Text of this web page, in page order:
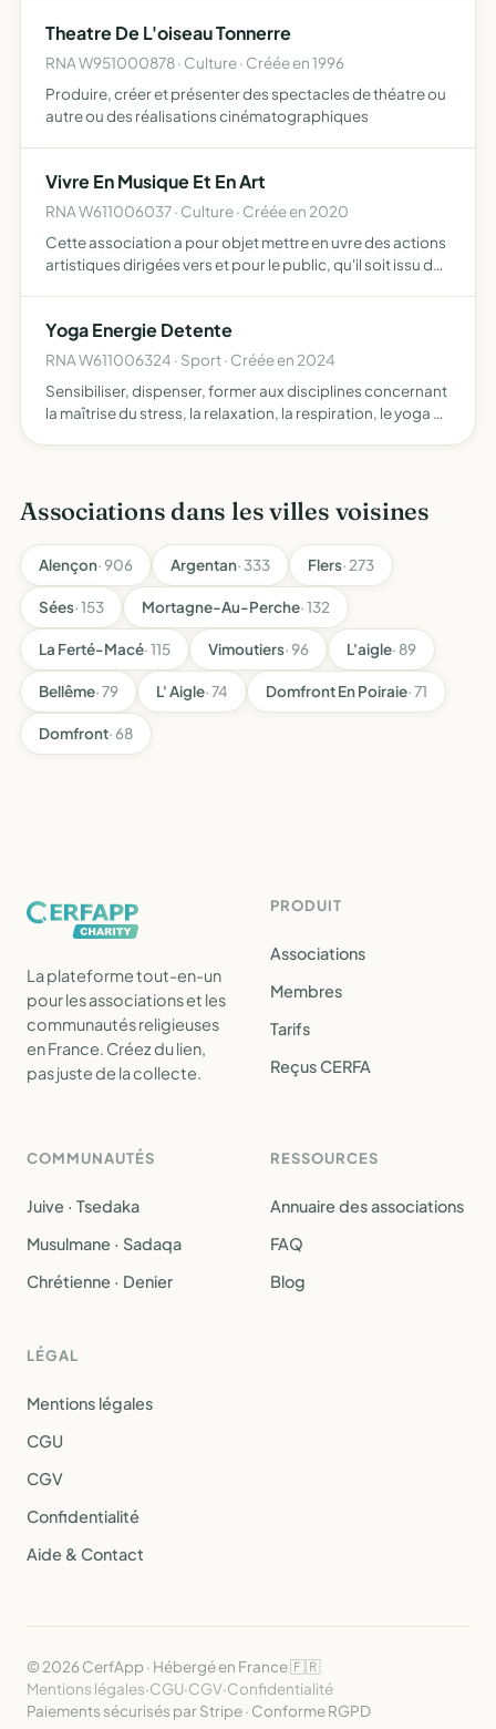
Theatre De L'oiseau Tonnerre
RNA W951000878 · Culture · Créée en 1996
Produire, créer et présenter des spectacles de théatre ou
autre ou des réalisations cinématographiques
Vivre En Musique Et En Art
RNA W611006037 · Culture · Créée en 2020
Cette association a pour objet mettre en uvre des actions
artistiques dirigées vers et pour le public, qu'il soit issu du
Yoga Energie Detente
RNA W611006324 · Sport · Créée en 2024
Sensibiliser, dispenser, former aux disciplines concernant
la maîtrise du stress, la relaxation, la respiration, le yoga et
Associations dans les villes voisines
Alençon· 906 Argentan· 333 Flers· 273
Sées· 153 Mortagne-Au-Perche· 132
La Ferté-Macé· 115 Vimoutiers· 96 L'aigle· 89
Bellême· 79 L' Aigle· 74 Domfront En Poiraie· 71
Domfront· 68
La plateforme tout-en-un
pour les associations et les
communautés religieuses
en France. Créez du lien,
pas juste de la collecte.
PRODUIT
Associations
Membres
Tarifs
Reçus CERFA
COMMUNAUTÉS
Juive · Tsedaka
Musulmane · Sadaqa
Chrétienne · Denier
RESSOURCES
Annuaire des associations
FAQ
Blog
LÉGAL
Mentions légales
CGU
CGV
Confidentialité
Aide & Contact
© 2026 CerfApp · Hébergé en France 🇫🇷
Mentions légales·CGU·CGV·Confidentialité
Paiements sécurisés par Stripe · Conforme RGPD